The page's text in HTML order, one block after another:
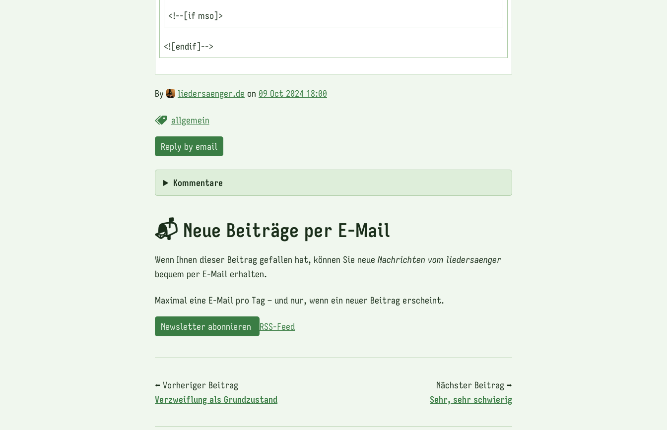
<!--[if mso]>
<![endif]-->
By liedersaenger.de on 09 Oct 2024 18:00
allgemein
Reply by email
Kommentare
📬 Neue Beiträge per E-Mail
Wenn Ihnen dieser Beitrag gefallen hat, können Sie neue Nachrichten vom liedersaenger
bequem per E-Mail erhalten.
Maximal eine E-Mail pro Tag – und nur, wenn ein neuer Beitrag erscheint.
Newsletter abonnieren RSS-Feed
⬅ Vorheriger Beitrag
Verzweiflung als Grundzustand
Nächster Beitrag ➡
Sehr, sehr schwierig